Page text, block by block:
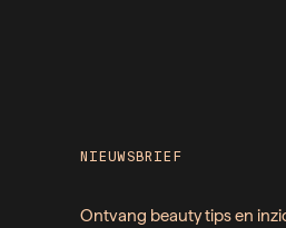
NIEUWSBRIEF
Ontvang beauty tips en